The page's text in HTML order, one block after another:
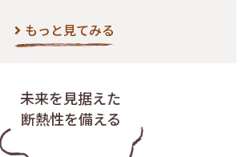
もっと見てみる
未来を見据えた
断熱性を備える